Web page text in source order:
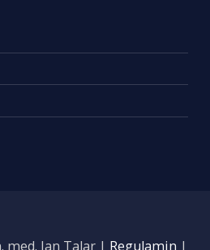
med. Jan Talar | Regulamin |